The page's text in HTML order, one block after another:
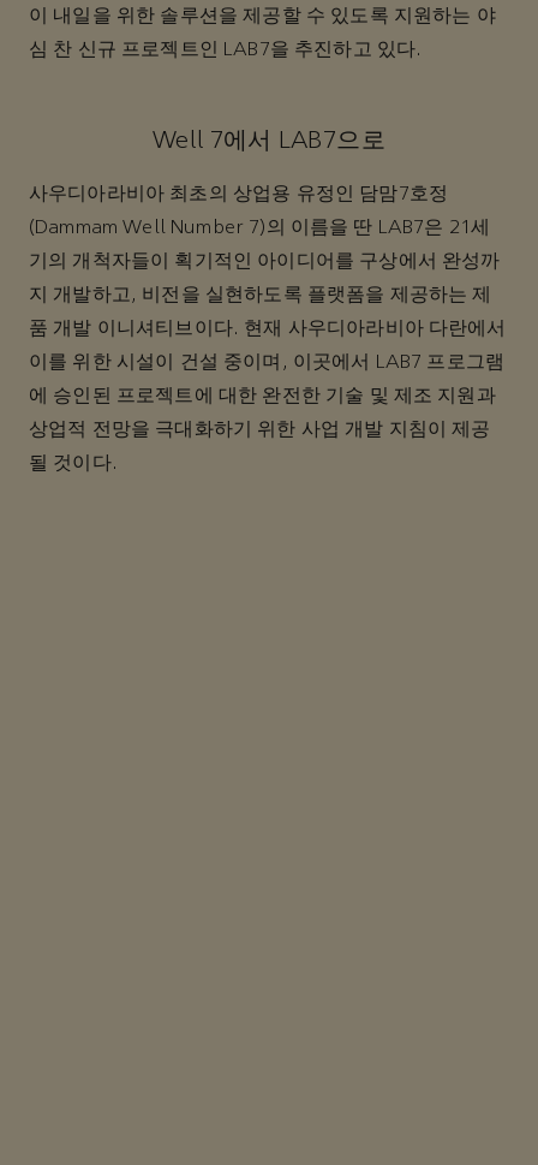
이 내일을 위한 솔루션을 제공할 수 있도록 지원하는 야
심 찬 신규 프로젝트인 LAB7을 추진하고 있다.
Well 7에서 LAB7으로
사우디아라비아 최초의 상업용 유정인 담맘7호정
(Dammam Well Number 7)의 이름을 딴 LAB7은 21세
기의 개척자들이 획기적인 아이디어를 구상에서 완성까
지 개발하고, 비전을 실현하도록 플랫폼을 제공하는 제
품 개발 이니셔티브이다. 현재 사우디아라비아 다란에서
이를 위한 시설이 건설 중이며, 이곳에서 LAB7 프로그램
에 승인된 프로젝트에 대한 완전한 기술 및 제조 지원과
상업적 전망을 극대화하기 위한 사업 개발 지침이 제공
될 것이다.